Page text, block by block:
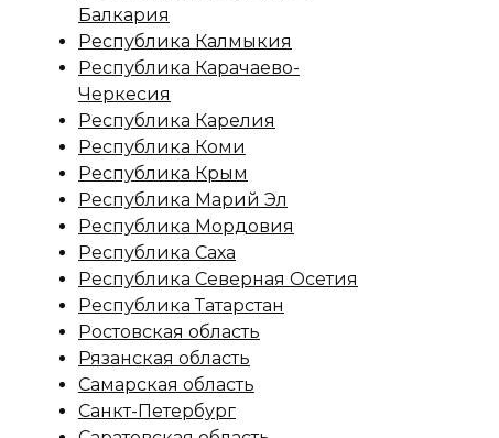
Балкария
Республика Калмыкия
Республика Карачаево-
Черкесия
Республика Карелия
Республика Коми
Республика Крым
Республика Марий Эл
Республика Мордовия
Республика Саха
Республика Северная Осетия
Республика Татарстан
Ростовская область
Рязанская область
Самарская область
Санкт-Петербург